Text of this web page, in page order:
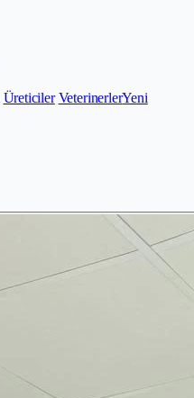
Üreticiler VeterinerlerYeni